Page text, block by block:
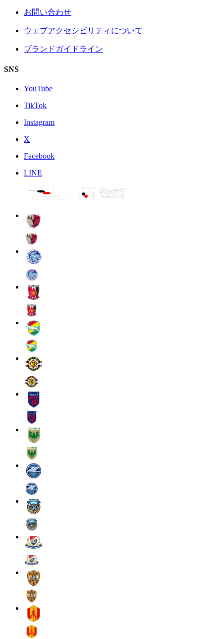
お問い合わせ
ウェブアクセシビリティについて
ブランドガイドライン
SNS
YouTube
TikTok
Instagram
X
Facebook
LINE